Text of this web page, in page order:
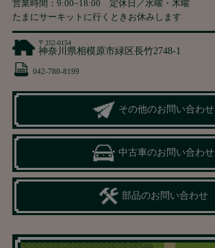
営業時間： 9:00~18:00 定休日／水曜・木曜
たまにサーキットに行くときお休みします
〒252-0154
神奈川県相模原市緑区長竹2748-1
042-780-8199
その他のお問い合わせ
中古車のお問い合わせ
部品のお問い合わせ